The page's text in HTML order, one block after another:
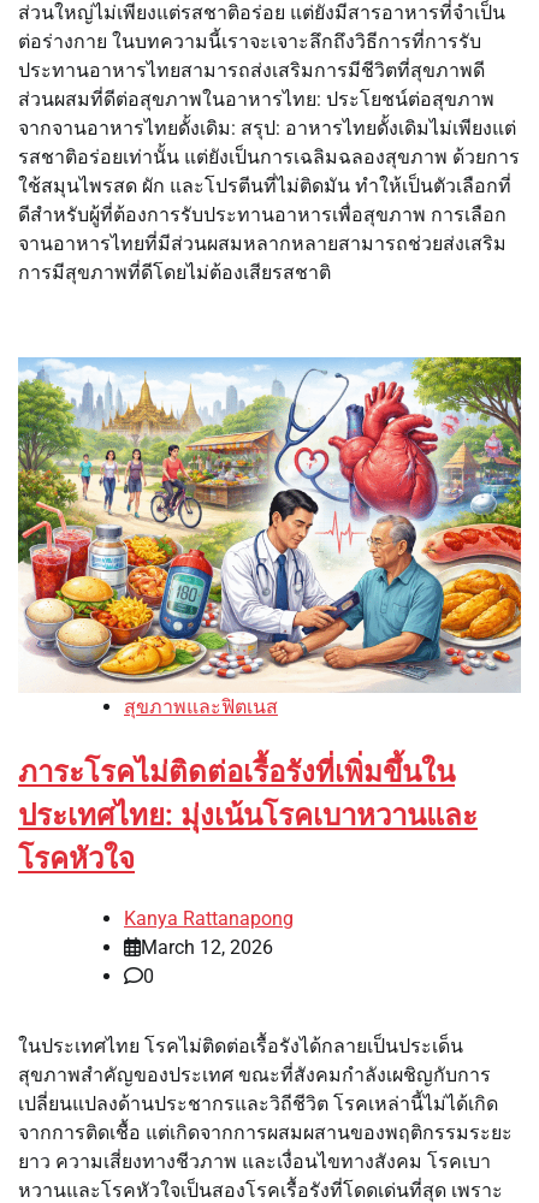
ส่วนใหญ่ไม่เพียงแต่รสชาติอร่อย แต่ยังมีสารอาหารที่จำเป็น
ต่อร่างกาย ในบทความนี้เราจะเจาะลึกถึงวิธีการที่การรับ
ประทานอาหารไทยสามารถส่งเสริมการมีชีวิตที่สุขภาพดี
ส่วนผสมที่ดีต่อสุขภาพในอาหารไทย: ประโยชน์ต่อสุขภาพ
จากจานอาหารไทยดั้งเดิม: สรุป: อาหารไทยดั้งเดิมไม่เพียงแต่
รสชาติอร่อยเท่านั้น แต่ยังเป็นการเฉลิมฉลองสุขภาพ ด้วยการ
ใช้สมุนไพรสด ผัก และโปรตีนที่ไม่ติดมัน ทำให้เป็นตัวเลือกที่
ดีสำหรับผู้ที่ต้องการรับประทานอาหารเพื่อสุขภาพ การเลือก
จานอาหารไทยที่มีส่วนผสมหลากหลายสามารถช่วยส่งเสริม
การมีสุขภาพที่ดีโดยไม่ต้องเสียรสชาติ
สุขภาพและฟิตเนส
ภาระโรคไม่ติดต่อเรื้อรังที่เพิ่มขึ้นใน
ประเทศไทย: มุ่งเน้นโรคเบาหวานและ
โรคหัวใจ
Kanya Rattanapong
March 12, 2026
0
ในประเทศไทย โรคไม่ติดต่อเรื้อรังได้กลายเป็นประเด็น
สุขภาพสำคัญของประเทศ ขณะที่สังคมกำลังเผชิญกับการ
เปลี่ยนแปลงด้านประชากรและวิถีชีวิต โรคเหล่านี้ไม่ได้เกิด
จากการติดเชื้อ แต่เกิดจากการผสมผสานของพฤติกรรมระยะ
ยาว ความเสี่ยงทางชีวภาพ และเงื่อนไขทางสังคม โรคเบา
หวานและโรคหัวใจเป็นสองโรคเรื้อรังที่โดดเด่นที่สุด เพราะ